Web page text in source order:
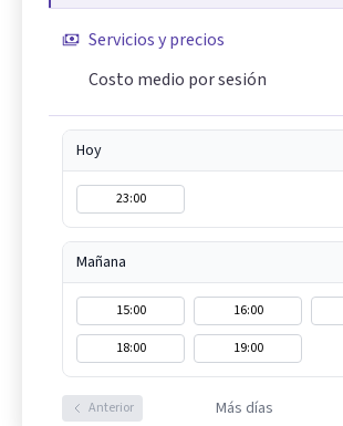
Servicios y precios
Costo medio por sesión
Hoy
23:00
Mañana
15:00 16:00
18:00
19:00
Anterior Más días